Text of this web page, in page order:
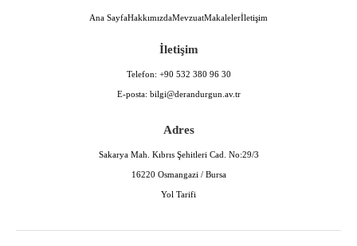
Ana SayfaHakkımızdaMevzuatMakalelerİletişim
İletişim
Telefon: +90 532 380 96 30
E-posta: bilgi@derandurgun.av.tr
Adres
Sakarya Mah. Kıbrıs Şehitleri Cad. No:29/3
16220 Osmangazi / Bursa
Yol Tarifi